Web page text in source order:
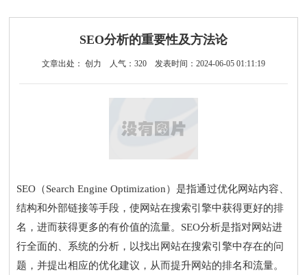
SEO分析的重要性及方法论
文章出处： 创力 人气： 320 发表时间：2024-06-05 01:11:19
SEO（Search Engine Optimization）是指通过优化网站内容、
结构和外部链接等手段，使网站在搜索引擎中获得更好的排
名，进而获得更多的有价值的流量。SEO分析是指对网站进
行全面的、系统的分析，以找出网站在搜索引擎中存在的问
题，并提出相应的优化建议，从而提升网站的排名和流量。